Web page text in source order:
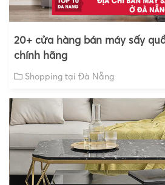
20+ cửa hàng bán máy sấy
chính hãng
Shopping tại Đà Nẵng